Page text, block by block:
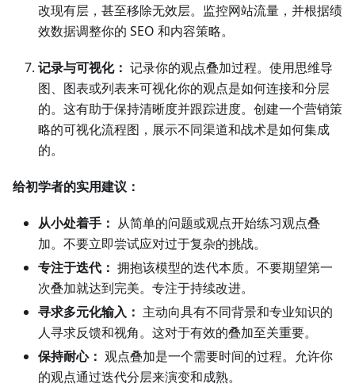
改现有层，甚至移除无效层。监控网站流量，并根据绩
效数据调整你的 SEO 和内容策略。
记录与可视化： 记录你的观点叠加过程。使用思维导
图、图表或列表来可视化你的观点是如何连接和分层
的。这有助于保持清晰度并跟踪进度。创建一个营销策
略的可视化流程图，展示不同渠道和战术是如何集成
的。
给初学者的实用建议：
从小处着手： 从简单的问题或观点开始练习观点叠
加。不要立即尝试应对过于复杂的挑战。
专注于迭代： 拥抱该模型的迭代本质。不要期望第一
次叠加就达到完美。专注于持续改进。
寻求多元化输入： 主动向具有不同背景和专业知识的
人寻求反馈和视角。这对于有效的叠加至关重要。
保持耐心： 观点叠加是一个需要时间的过程。允许你
的观点通过迭代分层来演变和成熟。